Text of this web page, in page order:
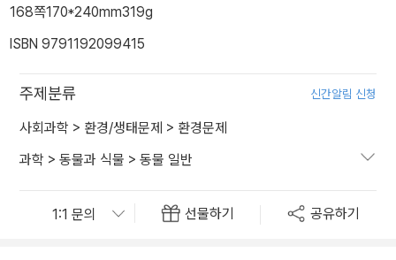
168쪽170*240mm319g
ISBN 9791192099415
주제분류 신간알림 신청
사회과학 > 환경/생태문제 > 환경문제
과학 > 동물과 식물 > 동물 일반
선물하기 공유하기